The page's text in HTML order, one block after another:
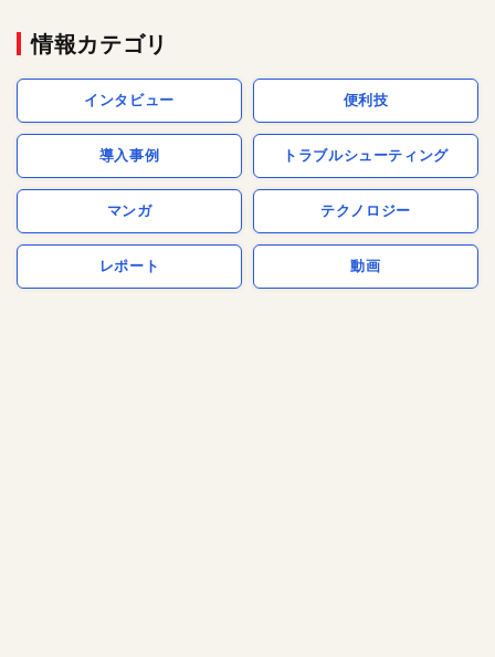
情報カテゴリ
インタビュー 便利技
導入事例 トラブルシューティング
マンガ テクノロジー
レポート 動画